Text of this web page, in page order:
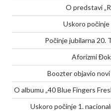
O predstavi
Uskoro
Počinje jubilarna 20.
Aforizmi
Boozter objavio novi
O albumu „40 Blue Fingers
Uskoro počinje 1.